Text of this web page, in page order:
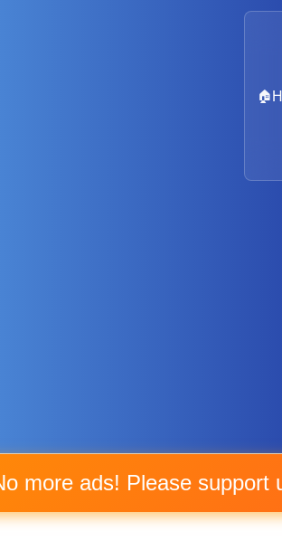
🏠
more ads! Please support